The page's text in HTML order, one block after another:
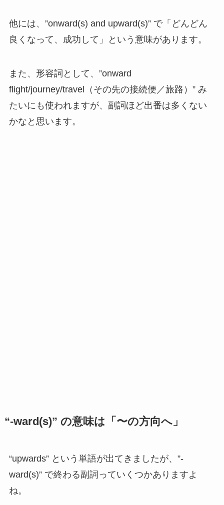
他には、”onward(s) and upward(s)” で「どんどん
良くなって、成功して」という意味があります。
また、形容詞として、”onward
flight/journey/travel（その先の接続便／旅路）” み
たいにも使われますが、副詞ほど出番は多くない
かなと思います。
“-ward(s)” の意味は「〜の方向へ」
“upwards” という単語が出てきましたが、”-
ward(s)” で終わる副詞っていくつかありますよ
ね。